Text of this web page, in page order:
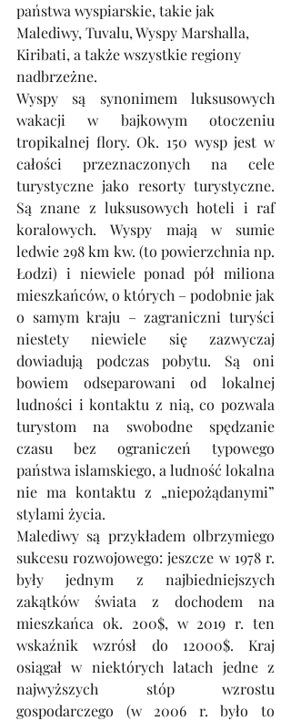
państwa wyspiarskie, takie jak
Malediwy, Tuvalu, Wyspy Marshalla,
Kiribati, a także wszystkie regiony
nadbrzeżne.
Wyspy są synonimem luksusowych
wakacji w bajkowym otoczeniu
tropikalnej flory. Ok. 150 wysp jest w
całości przeznaczonych na cele
turystyczne jako resorty turystyczne.
Są znane z luksusowych hoteli i raf
koralowych. Wyspy mają w sumie
ledwie 298 km kw. (to powierzchnia np.
Łodzi) i niewiele ponad pół miliona
mieszkańców, o których – podobnie jak
o samym kraju – zagraniczni turyści
niestety niewiele się zazwyczaj
dowiadują podczas pobytu. Są oni
bowiem odseparowani od lokalnej
ludności i kontaktu z nią, co pozwala
turystom na swobodne spędzanie
czasu bez ograniczeń typowego
państwa islamskiego, a ludność lokalna
nie ma kontaktu z „niepożądanymi”
stylami życia.
Malediwy są przykładem olbrzymiego
sukcesu rozwojowego: jeszcze w 1978 r.
były jednym z najbiedniejszych
zakątków świata z dochodem na
mieszkańca ok. 200$, w 2019 r. ten
wskaźnik wzrósł do 12000$. Kraj
osiągał w niektórych latach jedne z
najwyższych stóp wzrostu
gospodarczego (w 2006 r. było to